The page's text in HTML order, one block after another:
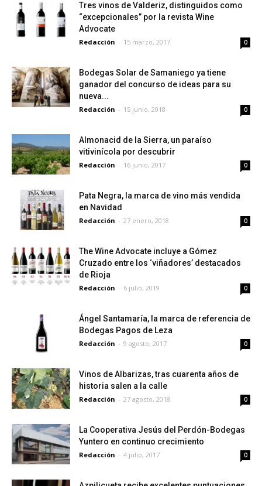
Tres vinos de Valderiz, distinguidos como
“excepcionales” por la revista Wine
Advocate
Redacción - 15 marzo, 2017 0
Bodegas Solar de Samaniego ya tiene
ganador del concurso de ideas para su
nueva...
Redacción - 15 junio, 2018 0
Almonacid de la Sierra, un paraíso
vitivinícola por descubrir
Redacción - 16 junio, 2017 0
Pata Negra, la marca de vino más vendida
en Navidad
Redacción - 27 enero, 2018 0
The Wine Advocate incluye a Gómez
Cruzado entre los ‘viñadores’ destacados
de Rioja
Redacción - 6 julio, 2019 0
Ángel Santamaría, la marca de referencia de
Bodegas Pagos de Leza
Redacción - 9 agosto, 2017 0
Vinos de Albarizas, tras cuarenta años de
historia salen a la calle
Redacción - 27 agosto, 2018 0
La Cooperativa Jesús del Perdón-Bodegas
Yuntero en continuo crecimiento
Redacción - 4 julio, 2017 0